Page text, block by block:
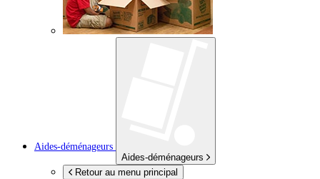
Aides-déménageurs
Aides-déménageurs
Retour au menu principal